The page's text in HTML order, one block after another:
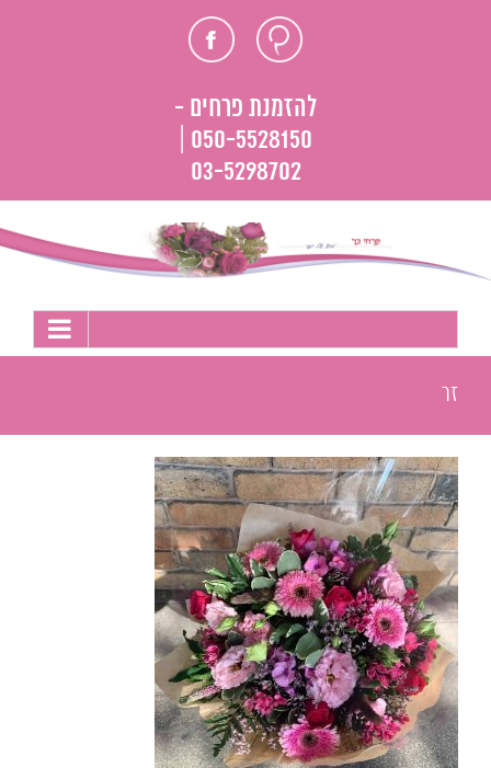
חוות פייסבוק
להזמנת פרחים -
050-5528150 |
03-5298702
זר